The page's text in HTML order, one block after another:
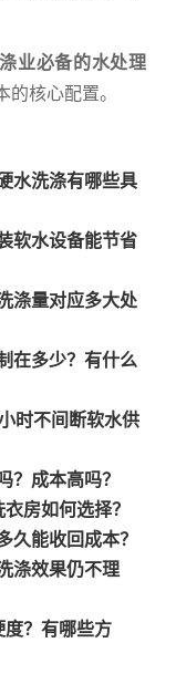
业必备的水处理
核心配置。
水洗涤有哪些具
软水设备能节省
涤量对应多大处
在多少？有什么
时不间断软水供
？成本高吗？
房如何选择？
久能收回成本？
涤效果仍不理
？有哪些方